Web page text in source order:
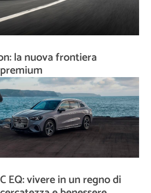
la nuova frontiera
EQ: vivere in un regno di